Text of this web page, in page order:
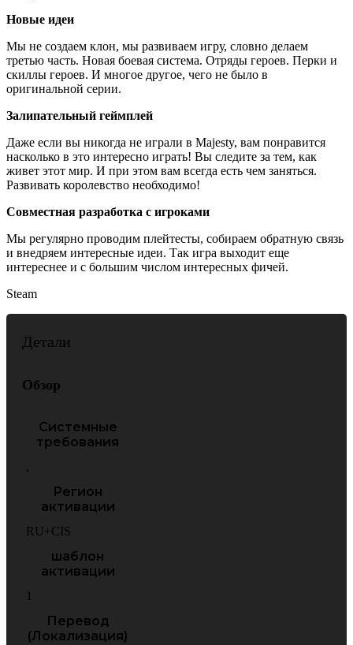
Новые идеи
Мы не создаем клон, мы развиваем игру, словно делаем
третью часть. Новая боевая система. Отряды героев. Перки и
скиллы героев. И многое другое, чего не было в
оригинальной серии.
Залипательный геймплей
Даже если вы никогда не играли в Majesty, вам понравится
насколько в это интересно играть! Вы следите за тем, как
живет этот мир. И при этом вам всегда есть чем заняться.
Развивать королевство необходимо!
Совместная разработка с игроками
Мы регулярно проводим плейтесты, собираем обратную связь
и внедряем интересные идеи. Так игра выходит еще
интереснее и с большим числом интересных фичей.
Steam
Детали
Обзор
Системные
требования
,
Регион
активации
RU+CIS
шаблон
активации
1
Перевод
(Локализация)